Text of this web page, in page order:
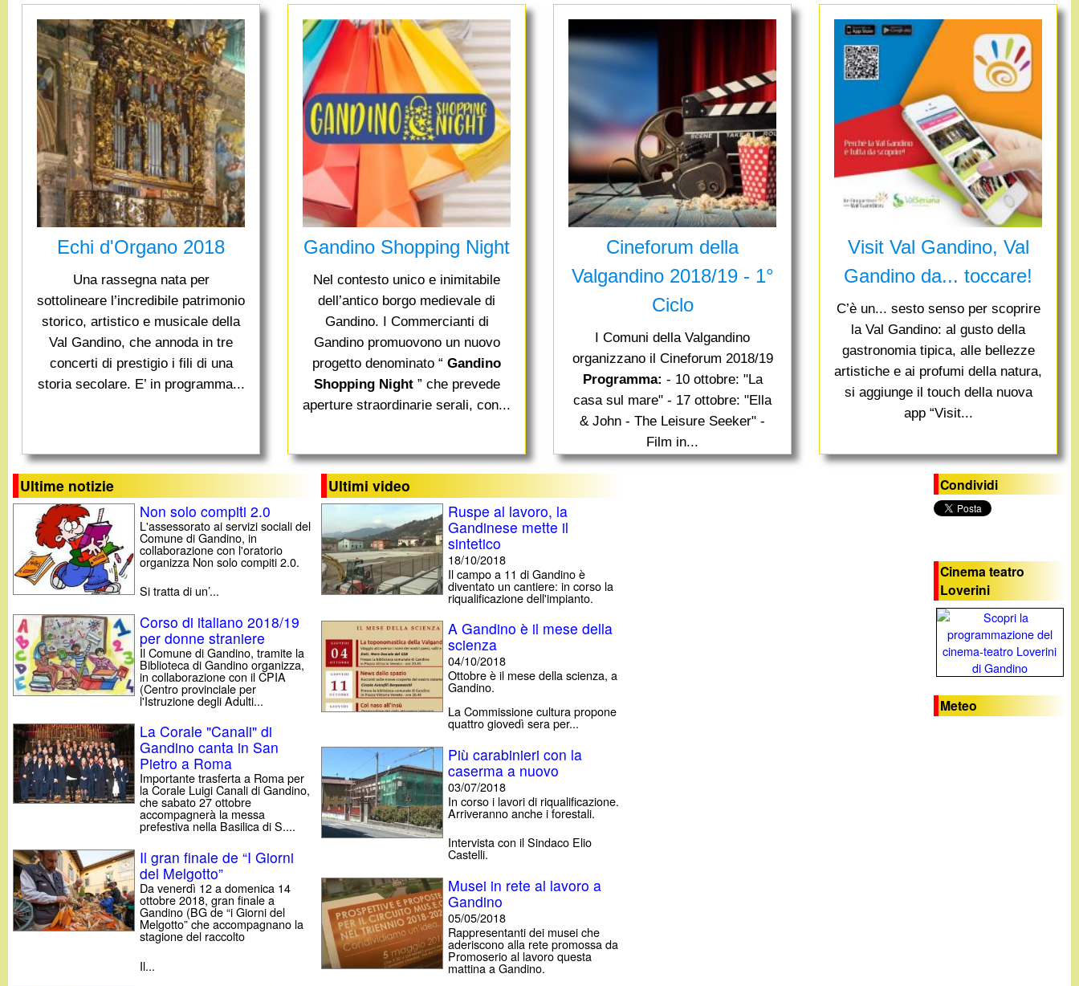
c
a
Echi d'Organo 2018
Una rassegna nata per
sottolineare l’incredibile patrimonio
storico, artistico e musicale della
Val Gandino, che annoda in tre
concerti di prestigio i fili di una
storia secolare. E’ in programma...
Gandino Shopping Night
Nel contesto unico e inimitabile
dell’antico borgo medievale di
Gandino. I Commercianti di
Gandino promuovono un nuovo
progetto denominato “ Gandino
Shopping Night ” che prevede
aperture straordinarie serali, con...
Cineforum della
Valgandino 2018/19 - 1°
Ciclo
I Comuni della Valgandino
organizzano il Cineforum 2018/19
Programma: - 10 ottobre: "La
casa sul mare" - 17 ottobre: "Ella
& John - The Leisure Seeker" -
Film in...
Visit Val Gandino, Val
Gandino da... toccare!
C’è un... sesto senso per scoprire
la Val Gandino: al gusto della
gastronomia tipica, alle bellezze
artistiche e ai profumi della natura,
si aggiunge il touch della nuova
app “Visit...
Ultime notizie
Non solo compiti 2.0
L'assessorato ai servizi sociali del
Comune di Gandino, in
collaborazione con l'oratorio
organizza Non solo compiti 2.0.
Si tratta di un’...
Corso di italiano 2018/19
per donne straniere
Il Comune di Gandino, tramite la
Biblioteca di Gandino organizza,
in collaborazione con il CPIA
(Centro provinciale per
l'Istruzione degli Adulti...
La Corale "Canali" di
Gandino canta in San
Pietro a Roma
Importante trasferta a Roma per
la Corale Luigi Canali di Gandino,
che sabato 27 ottobre
accompagnerà la messa
prefestiva nella Basilica di S....
Il gran finale de “I Giorni
del Melgotto”
Da venerdì 12 a domenica 14
ottobre 2018, gran finale a
Gandino (BG de “i Giorni del
Melgotto” che accompagnano la
stagione del raccolto
Il...
Ultimi video
Ruspe al lavoro, la
Gandinese mette il
sintetico
18/10/2018
Il campo a 11 di Gandino è
diventato un cantiere: in corso la
riqualificazione dell'impianto.
A Gandino è il mese della
scienza
04/10/2018
Ottobre è il mese della scienza, a
Gandino.
La Commissione cultura propone
quattro giovedì sera per...
Più carabinieri con la
caserma a nuovo
03/07/2018
In corso i lavori di riqualificazione.
Arriveranno anche i forestali.
Intervista con il Sindaco Elio
Castelli.
Musei in rete al lavoro a
Gandino
05/05/2018
Rappresentanti dei musei che
aderiscono alla rete promossa da
Promoserio al lavoro questa
mattina a Gandino.
Condividi
Cinema teatro
Loverini
Meteo